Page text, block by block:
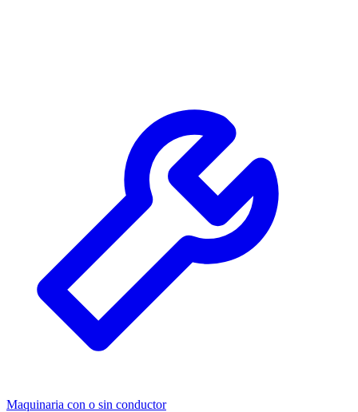
Maquinaria con o sin conductor